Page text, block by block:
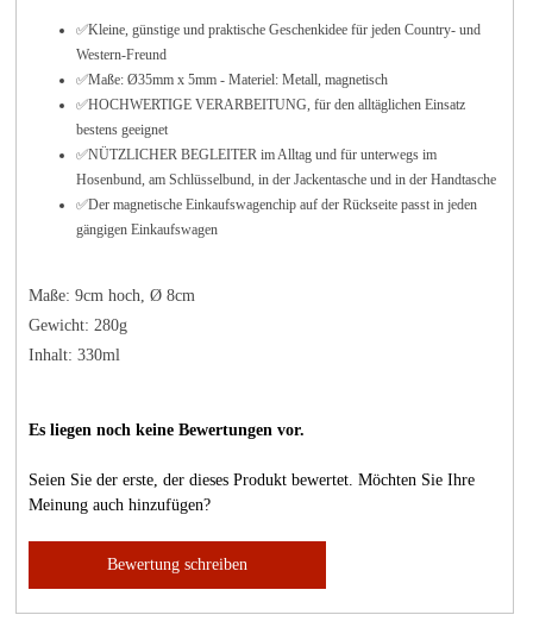
✅Kleine, günstige und praktische Geschenkidee für jeden Country- und
Western-Freund
✅Maße: Ø35mm x 5mm - Materiel: Metall, magnetisch
✅HOCHWERTIGE VERARBEITUNG, für den alltäglichen Einsatz
bestens geeignet
✅NÜTZLICHER BEGLEITER im Alltag und für unterwegs im
Hosenbund, am Schlüsselbund, in der Jackentasche und in der Handtasche
✅Der magnetische Einkaufswagenchip auf der Rückseite passt in jeden
gängigen Einkaufswagen
Maße: 9cm hoch, Ø 8cm
Gewicht: 280g
Inhalt: 330ml
Es liegen noch keine Bewertungen vor.
Seien Sie der erste, der dieses Produkt bewertet. Möchten Sie Ihre
Meinung auch hinzufügen?
Bewertung schreiben